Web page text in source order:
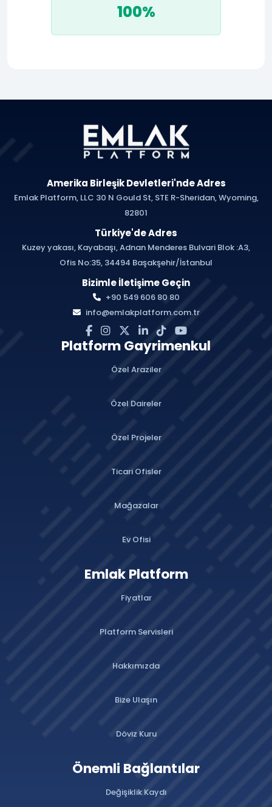
100%
Amerika Birleşik Devletleri'nde Adres
Emlak Platform, LLC 30 N Gould St, STE R-Sheridan, Wyoming,
82801
Türkiye'de Adres
Kuzey yakası, Kayabaşı, Adnan Menderes Bulvari Blok :A3,
Ofis No:35, 34494 Başakşehir/İstanbul
Bizimle İletişime Geçin
+90 549 606 80 80
info@emlakplatform.com.tr
Platform Gayrimenkul
Özel Araziler
Özel Daireler
Özel Projeler
Ticari Ofisler
Mağazalar
Ev Ofisi
Emlak Platform
Fiyatlar
Platform Servisleri
Hakkımızda
Bize Ulaşın
Döviz Kuru
Önemli Bağlantılar
Değişiklik Kaydı